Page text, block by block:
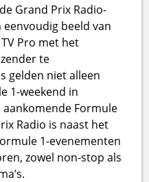
Grand Prix Radio-
beeld van
Pro met het
te
gelden niet alleen
1-weekend in
Formule
Radio is naast het
1-evenementen
zowel non-stop als